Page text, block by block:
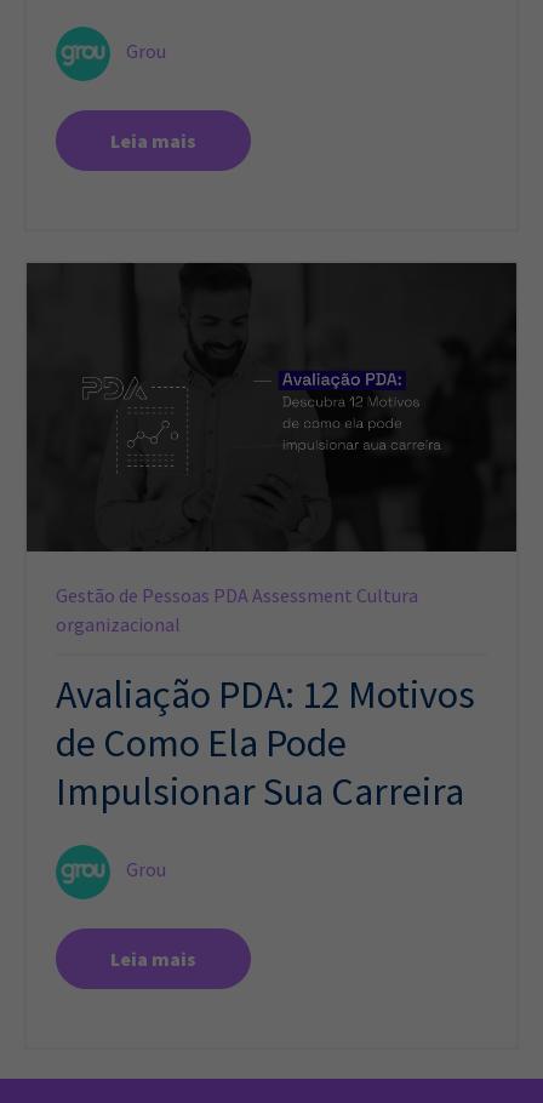
Grou
Leia mais
Gestão de Pessoas PDA Assessment Cultura
organizacional
Avaliação PDA: 12 Motivos
de Como Ela Pode
Impulsionar Sua Carreira
Grou
Leia mais